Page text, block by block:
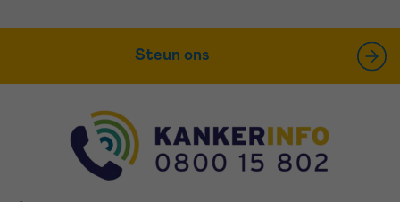
Steun ons